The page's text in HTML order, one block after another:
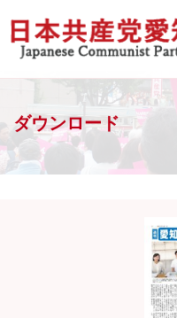
ダウンロード